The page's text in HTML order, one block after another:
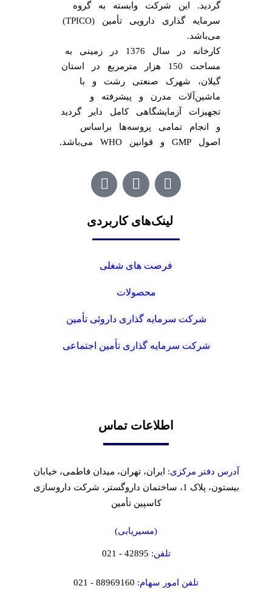
گردید. این شرکت وابسته به گروه
سرمایه گذاری دارویی تأمین (TPICO)
می‌باشد.
کارخانه در سال 1376 در زمینی به
مساحت 150 هزار مترمربع در استان
گیلان، شهرک صنعتی رشت و با
ماشین‌آلات مدرن و پیشرفته و
تجهیزات آزمایشگاهی کامل دایر گردید
و انجام تمامی پروسه‌ها براساس
اصول GMP و قوانین WHO می‌باشد.
لینک‌های کاربردی
فرصت های شغلی
محصولات
شرکت سرمایه گذاری داروئی تأمین
شرکت سرمایه گذاری تأمین اجتماعی
اطلاعات تماس
آدرس دفتر مرکزی:
ایران، تهران، میدان فاطمی، خیابان
بیستون، پلاک 1، ساختمان داروگستر، شرکت داروسازی
کاسپین تأمین
(مسیریابی)
تلفن: 42895 - 021
تلفن امور سهام: 88969160 - 021